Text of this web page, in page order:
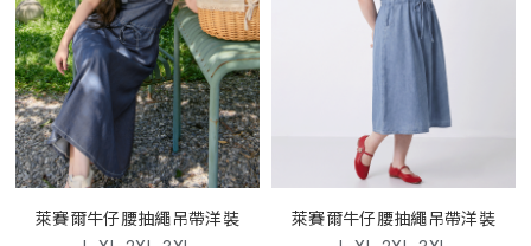
萊賽爾牛仔腰抽繩吊帶洋裝
萊賽爾牛仔腰抽繩吊帶洋裝